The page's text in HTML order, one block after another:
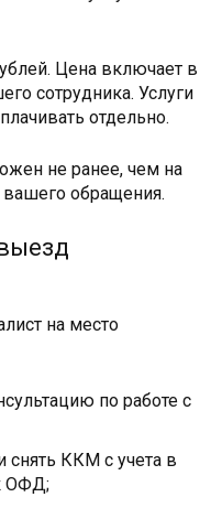
Цена включает в
сотрудника. Услуги
отдельно.
не ранее, чем на
обращения.
на место
по работе с
снять ККМ с учета в
ОФД;